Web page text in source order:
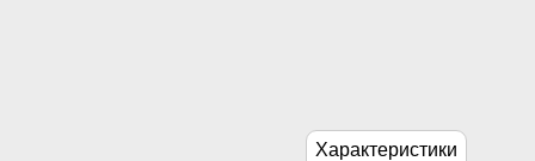
Характеристики